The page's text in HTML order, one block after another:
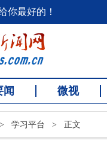
你最好的！
闻 微视
> 学习平台 > 正文